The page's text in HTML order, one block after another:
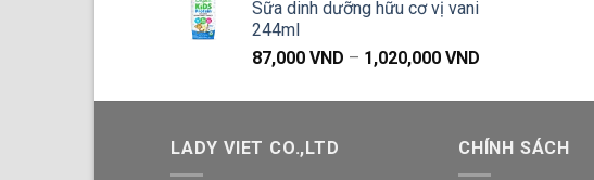
Sữa dinh dưỡng hữu cơ vị vani
244ml
87,000 VND – 1,020,000 VND
từ
đến
1,020,000 VND
LADY VIET CO.,LTD CHÍNH SÁCH